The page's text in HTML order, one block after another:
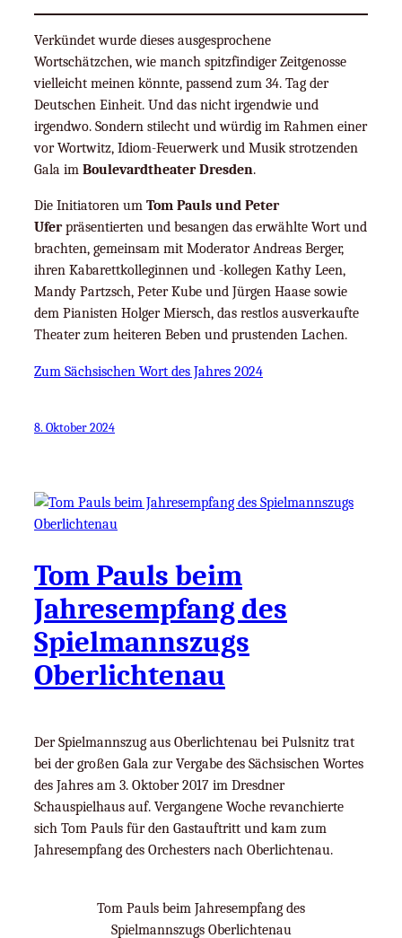
Verkündet wurde dieses ausgesprochene
Wortschätzchen, wie manch spitzfindiger Zeitgenosse
vielleicht meinen könnte, passend zum 34. Tag der
Deutschen Einheit. Und das nicht irgendwie und
irgendwo. Sondern stilecht und würdig im Rahmen einer
vor Wortwitz, Idiom-Feuerwerk und Musik strotzenden
Gala im Boulevardtheater Dresden.
Die Initiatoren um Tom Pauls und Peter
Uferpräsentierten und besangen das erwählte Wort und
brachten, gemeinsam mit Moderator Andreas Berger,
ihren Kabarettkolleginnen und -kollegen Kathy Leen,
Mandy Partzsch, Peter Kube und Jürgen Haase sowie
dem Pianisten Holger Miersch, das restlos ausverkaufte
Theater zum heiteren Beben und prustenden Lachen.
Zum Sächsischen Wort des Jahres 2024
8. Oktober 2024
Tom Pauls beim
Jahresempfang des
Spielmannszugs
Oberlichtenau
Der Spielmannszug aus Oberlichtenau bei Pulsnitz trat
bei der großen Gala zur Vergabe des Sächsischen Wortes
des Jahres am 3. Oktober 2017 im Dresdner
Schauspielhaus auf. Vergangene Woche revanchierte
sich Tom Pauls für den Gastauftritt und kam zum
Jahresempfang des Orchesters nach Oberlichtenau.
Tom Pauls beim Jahresempfang des
Spielmannszugs Oberlichtenau